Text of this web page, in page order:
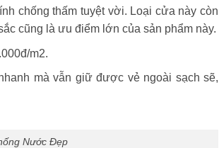
chống thấm tuyệt vời. Loại cửa này còn
cũng là ưu điểm lớn của sản phẩm này.
m2.
mà vẫn giữ được vẻ ngoài sạch sẽ,
Nước Đẹp